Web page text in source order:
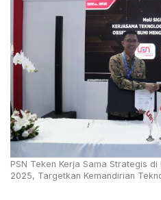
PSN Teken Kerja Sama Strategis
2025, Targetkan Kemandirian